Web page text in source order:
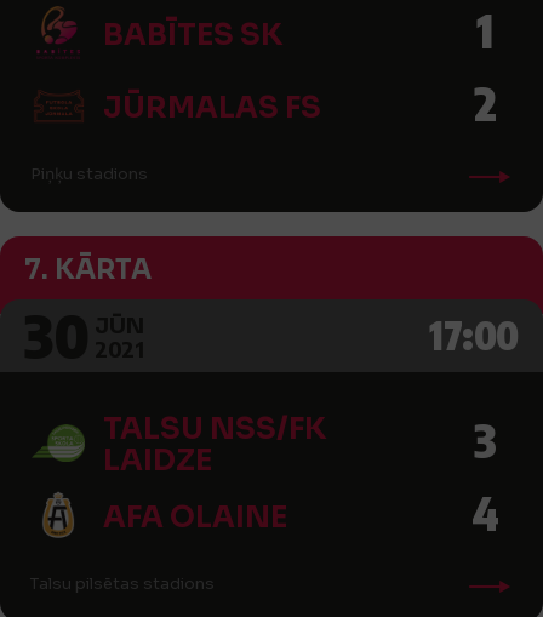
BABĪTES SK 1
JŪRMALAS FS 2
Piņķu stadions
7. KĀRTA
17:00
TALSU NSS/FK
LAIDZE
3
AFA OLAINE 4
Talsu pilsētas stadions